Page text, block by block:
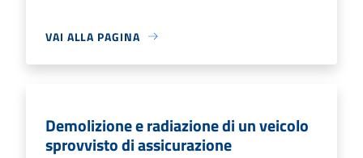
VAI ALLA PAGINA
Demolizione e radiazione di un veicolo
sprovvisto di assicurazione